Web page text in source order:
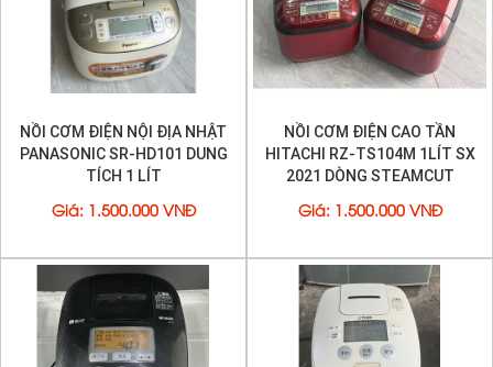
NỒI CƠM ĐIỆN NỘI ĐỊA NHẬT
PANASONIC SR-HD101 DUNG
TÍCH 1 LÍT
Giá: 1.500.000 VNĐ
NỒI CƠM ĐIỆN CAO TẦN
HITACHI RZ-TS104M 1LÍT SX
2021 DÒNG STEAMCUT
Giá: 1.500.000 VNĐ